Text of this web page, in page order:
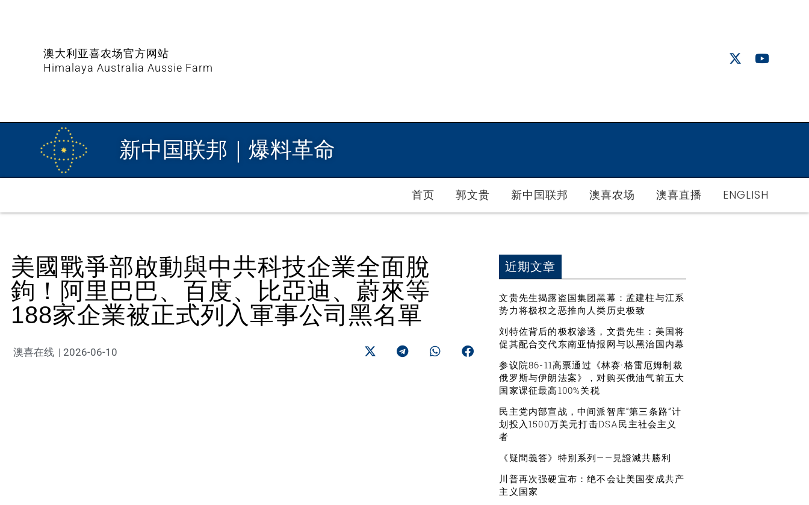
澳大利亚喜农场官方网站
Himalaya Australia Aussie Farm
新中国联邦｜爆料革命
首页 郭文贵 新中国联邦 澳喜农场 澳喜直播 ENGLISH
美國戰爭部啟動與中共科技企業全面脫
鉤！阿里巴巴、百度、比亞迪、蔚來等
188家企業被正式列入軍事公司黑名單
澳喜在线 | 2026-06-10
近期文章
文贵先生揭露盗国集团黑幕：孟建柱与江系
势力将极权之恶推向人类历史极致
刘特佐背后的极权渗透，文贵先生：美国将
促其配合交代东南亚情报网与以黑治国内幕
参议院86-11高票通过《林赛·格雷厄姆制裁
俄罗斯与伊朗法案》，对购买俄油气前五大
国家课征最高100%关税
民主党内部宣战，中间派智库“第三条路”计
划投入1500万美元打击DSA民主社会主义
者
《疑問義答》特別系列——見證滅共勝利
川普再次强硬宣布：绝不会让美国变成共产
主义国家